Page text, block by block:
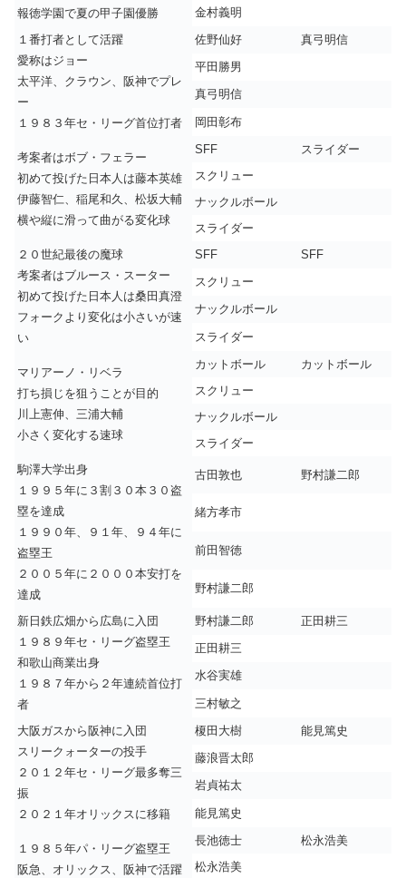
報徳学園で夏の甲子園優勝
金村義明
１番打者として活躍
愛称はジョー
太平洋、クラウン、阪神でプレ
ー
１９８３年セ・リーグ首位打者
佐野仙好
真弓明信
平田勝男
真弓明信
岡田彰布
考案者はボブ・フェラー
初めて投げた日本人は藤本英雄
伊藤智仁、稲尾和久、松坂大輔
横や縦に滑って曲がる変化球
SFF
スライダー
スクリュー
ナックルボール
スライダー
２０世紀最後の魔球
考案者はブルース・スーター
初めて投げた日本人は桑田真澄
フォークより変化は小さいが速
い
SFF
SFF
スクリュー
ナックルボール
スライダー
マリアーノ・リベラ
打ち損じを狙うことが目的
川上憲伸、三浦大輔
小さく変化する速球
カットボール
カットボール
スクリュー
ナックルボール
スライダー
駒澤大学出身
１９９５年に３割３０本３０盗
塁を達成
１９９０年、９１年、９４年に
盗塁王
２００５年に２０００本安打を
達成
古田敦也 野村謙二郎
緒方孝市
前田智徳
野村謙二郎
新日鉄広畑から広島に入団
１９８９年セ・リーグ盗塁王
和歌山商業出身
１９８７年から２年連続首位打
者
野村謙二郎
正田耕三
正田耕三
水谷実雄
三村敏之
大阪ガスから阪神に入団
スリークォーターの投手
２０１２年セ・リーグ最多奪三
振
２０２１年オリックスに移籍
榎田大樹
能見篤史
藤浪晋太郎
岩貞祐太
能見篤史
１９８５年パ・リーグ盗塁王
阪急、オリックス、阪神で活躍
長池徳士
松永浩美
松永浩美